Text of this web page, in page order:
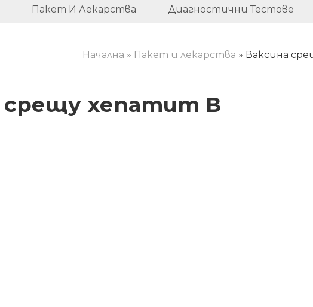
Пакет И Лекарства Диагностични Тестове
Начална » Пакет и лекарства » Ваксина
срещу хепатит В